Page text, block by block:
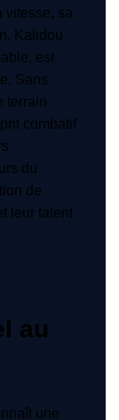
vitesse, sa
Kalidou
est
Sans
terrain
combatif
du
de
leur talent
au
une